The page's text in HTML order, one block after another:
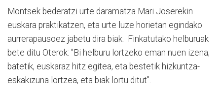
Montsek bederatzi urte daramatza Mari Joserekin
euskara praktikatzen, eta urte luze horietan egindako
aurrerapausoez jabetu dira biak. Finkatutako helburuak
bete ditu Oterok: "Bi helburu lortzeko eman nuen izena;
batetik, euskaraz hitz egitea, eta bestetik hizkuntza-
eskakizuna lortzea, eta biak lortu ditut".